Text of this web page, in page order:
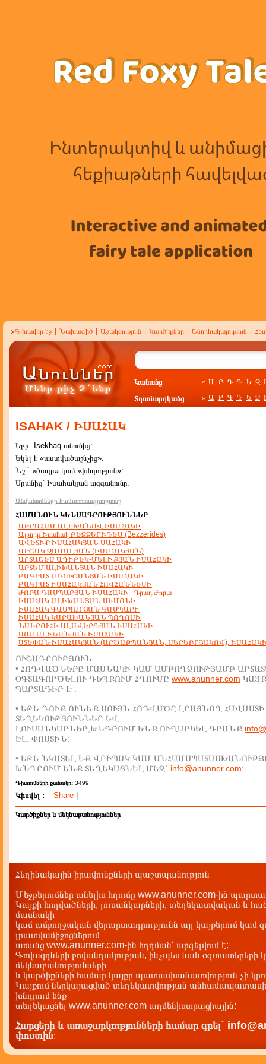
Գլխավոր էջ Նախագիծ Աջակցություն Կարծիքներ Շնորհակալություն
Կանանց » Ա Բ Գ Դ Ե Զ
Տղամարդկանց » Ա Բ Գ Դ Ե Զ
ISAHAK / ԻՍԱՀԱԿ
Եբր. Isekhaq անունից:
Եկել է «աստվածաշնչից»:
Նշ.` «ծաղր» կամ «խնդություն»:
Սրանից` Իսահակյան ազգանունը:
Անվանումների համառոտագրությունը
ՀԱՄԱՆՈՒՆ ԿԵՆՍԱԳՐՈՒԹՅՈՒՆՆԵՐ
ԱԲՐԱՀԱՄ ԱԼԻԽԱՆՈՎ ԻՍԱՀԱԿԻ
Ալբորթ Իսահակ ԲԵԶԶԵՐԻԴԵՍ (Bezzerides)
ԱՎԵՏԻՔ ԻՍԱՀԱԿՅԱՆ ՍԱՀԱԿԻ
ԱՐՇԱԿ ՋԱՄԱԼՅԱՆ (ԻՍԱՀԱԿՅԱՆ)
ԱՐՏԱՇԵՍ ԱԴԻԲԵԿ-ՄԵԼԻՔՅԱՆ ԻՍԱՀԱԿԻ
ԱՐՏԵՄ ԱԼԻԽԱՆՅԱՆ ԻՍԱՀԱԿԻ
ԲԱԳՐԱՏ ԱՌՈՒՇԱՆՅԱՆ ԻՍԱՀԱԿԻ
ԲԱԳՐԱՏ ԻՍԱՀԱԿՅԱՆ ՀՈՎՀԱՆՆԵՍԻ
ԺՈՐԱ ԳԱՍՊԱՐՅԱՆ ԻՍԱՀԱԿԻ - Գրադ Ժորա
ԻՍԱՀԱԿ ԱԼԻԽԱՆՅԱՆ ՍԻՄՈՆԻ
ԻՍԱՀԱԿ ԳԱՍՊԱՐՅԱՆ ԳԱՍՊԱՐԻ
ԻՍԱՀԱԿ ԿԱՐԱԽԱՆՅԱՆ ՊՈՂՈՍԻ
ՆԱԻՐՈՒՀԻ ԱԼԱՎԵՐԴՅԱՆ ԻՍԱՀԱԿԻ
ՍՈՍ ԱԼԻԽԱՆՅԱՆ ԻՍԱՀԱԿԻ
ՍՏԵՓԱՆ ԻՍԱՀԱԿՅԱՆ (ԱՐԾԱԹՊԱՆՅԱՆ, ՍԵՐԵԲՐՅԱԿՈՎ),
ՈՒՇԱԴՐՈՒԹՅՈՒՆ
• ՀՈԴՎԱԾՆԵՐԸ ՄԱՍՆԱԿԻ ԿԱՄ ԱՄԲՈՂՋՈՒԹՅԱՄԲ
ՕԳՏԱԳՈՐԾԵԼՈՒ ԴԵՊՔՈՒՄ ՀՂՈՒՄԸ www.anunner.com
ՊԱՐՏԱԴԻՐ Է :
• ԵԹԵ ԴՈՒՔ ՈՒՆԵՔ ՍՈՒՅՆ ՀՈԴՎԱԾԸ ԼՐԱՑՆՈՂ ՀԱՎԱՍՏԻ
ՏԵՂԵԿՈՒԹՅՈՒՆՆԵՐ ԵՎ
ԼՈՒՍԱՆԿԱՐՆԵՐ,ԽՆԴՐՈՒՄ ԵՆՔ ՈՒՂԱՐԿԵԼ ԴՐԱՆՔ
ԷԼ. ՓՈՍՏԻՆ:
• ԵԹԵ ՆԿԱՏԵԼ ԵՔ ՎՐԻՊԱԿ ԿԱՄ
ԽՆԴՐՈՒՄ ԵՆՔ ՏԵՂԵԿԱՑՆԵԼ ՄԵԶ` info@anunner.com:
Դիտումների քանակը: 3499
Կիսվել : Share
Կարծիքներ և մեկնաբանություններ
Հեղինակային իրավունքների պաշտպանություն
Մեջբերումներ անելիս հղումը www.anunner.com-ին
Կայքի հոդվածների, լուսանկարների, տեղեկատվական և
մասնակի
կամ ամբողջական վերարտադրությունն այլ կայքերում կամ
լրատվամիջոցներում
առանց www.anunner.com-ին հղղման՝ արգելվում է:
Գովազդների բովանդակության, ինչպես նաև օգտատերերի
մեկնաբանությունների
և կարծիքների համար կայքը պատասխանատվություն չի
Կայքում ներկայացված տեղեկատվության
խնդրում ենք
տեղեկացնել www.anunner.com ադմենիստրացիային:
Հարցերի և առաջարկությունների համար գրել`
փոստին: